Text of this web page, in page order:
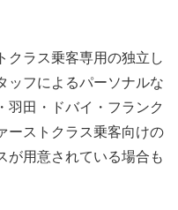
クラス乗客専用の独立し
ッフによるパーソナルな
羽田・ドバイ・フランク
ーストクラス乗客向けの
が用意されている場合も